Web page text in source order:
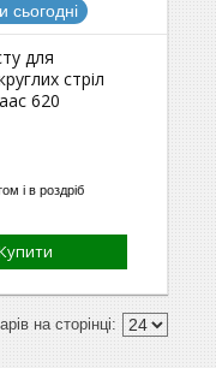
сьогодні
для
стріл
620
і в роздріб